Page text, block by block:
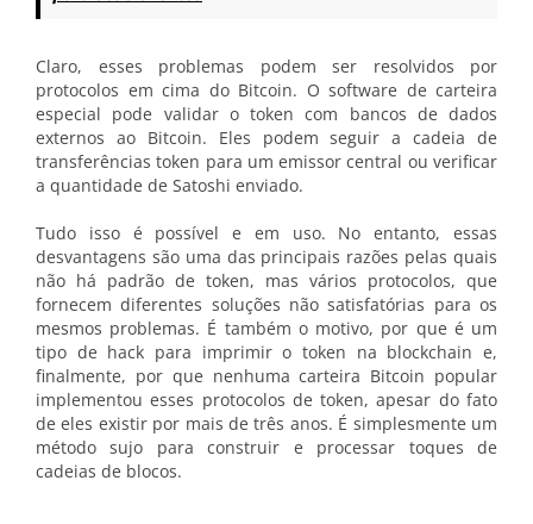
Claro, esses problemas podem ser resolvidos por
protocolos em cima do Bitcoin. O software de carteira
especial pode validar o token com bancos de dados
externos ao Bitcoin. Eles podem seguir a cadeia de
transferências token para um emissor central ou verificar
a quantidade de Satoshi enviado.
Tudo isso é possível e em uso. No entanto, essas
desvantagens são uma das principais razões pelas quais
não há padrão de token, mas vários protocolos, que
fornecem diferentes soluções não satisfatórias para os
mesmos problemas. É também o motivo, por que é um
tipo de hack para imprimir o token na blockchain e,
finalmente, por que nenhuma carteira Bitcoin popular
implementou esses protocolos de token, apesar do fato
de eles existir por mais de três anos. É simplesmente um
método sujo para construir e processar toques de
cadeias de blocos.